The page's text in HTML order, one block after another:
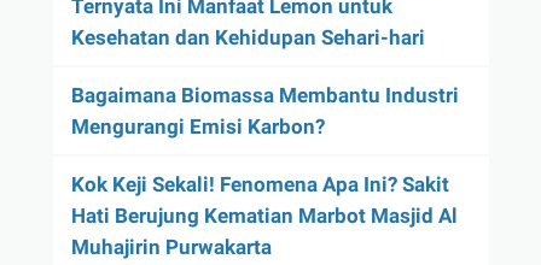
Ternyata Ini Manfaat Lemon untuk
Kesehatan dan Kehidupan Sehari-hari
Bagaimana Biomassa Membantu Industri
Mengurangi Emisi Karbon?
Kok Keji Sekali! Fenomena Apa Ini? Sakit
Hati Berujung Kematian Marbot Masjid Al
Muhajirin Purwakarta